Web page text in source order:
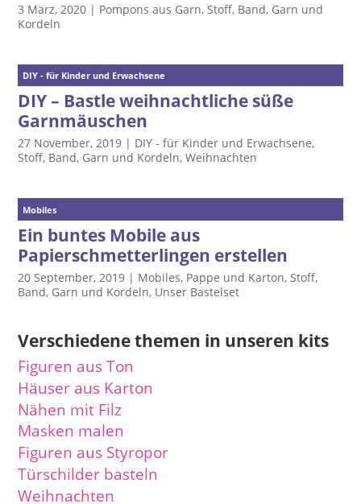
3 März, 2020 | Pompons aus Garn, Stoff, Band, Garn und
Kordeln
DIY - für Kinder und Erwachsene
DIY – Bastle weihnachtliche süße
Garnmäuschen
27 November, 2019 | DIY - für Kinder und Erwachsene,
Stoff, Band, Garn und Kordeln,Weihnachten
Mobiles
Ein buntes Mobile aus
Papierschmetterlingen erstellen
20 September, 2019 | Mobiles, Pappe und Karton,Stoff,
Band, Garn und Kordeln, Unser Bastelset
Verschiedene themen in unseren kits
Figuren aus Ton
Häuser aus Karton
Nähen mit Filz
Masken malen
Figuren aus Styropor
Türschilder basteln
Weihnachten